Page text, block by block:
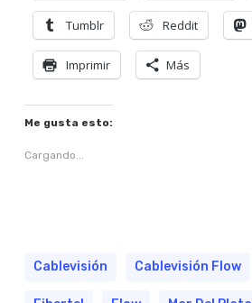
Tumblr Reddit
Imprimir Más
Me gusta esto:
Cargando...
Cablevisión Cablevisión Flow